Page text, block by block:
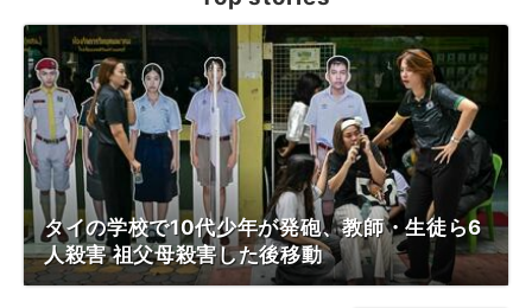
タイの学校で10代少年が発砲、教師・生徒ら6
人殺害 祖父母殺害した後移動